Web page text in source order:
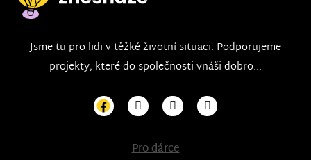
Jsme tu pro lidi v těžké životní situaci. Podporujeme
projekty, které do společnosti vnáši dobro...
Pro dárce